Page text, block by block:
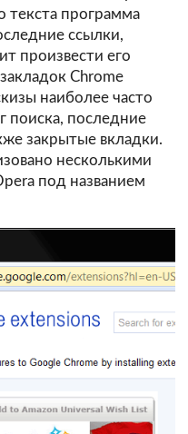
текста программа
ссылки,
произвести его
Chrome
наиболее часто
поиска, последние
закрытые вкладки.
несколькими
под названием